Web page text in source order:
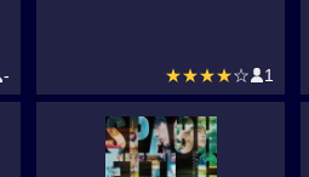
- ★★★★☆ 1